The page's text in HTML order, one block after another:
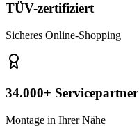
TÜV-zertifiziert
Sicheres Online-Shopping
34.000+ Servicepartner
Montage in Ihrer Nähe